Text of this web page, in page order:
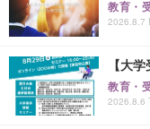
教育・
2026.8.7
【大
教育・
2026.8.6